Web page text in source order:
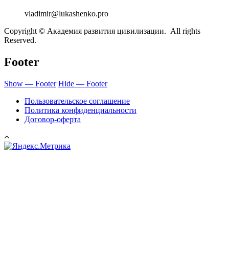
vladimir@lukashenko.pro
Copyright © Академия развития цивилизации. All rights
Reserved.
Footer
Show — Footer Hide — Footer
Пользовательское соглашение
Политика конфиденциальности
Договор-оферта